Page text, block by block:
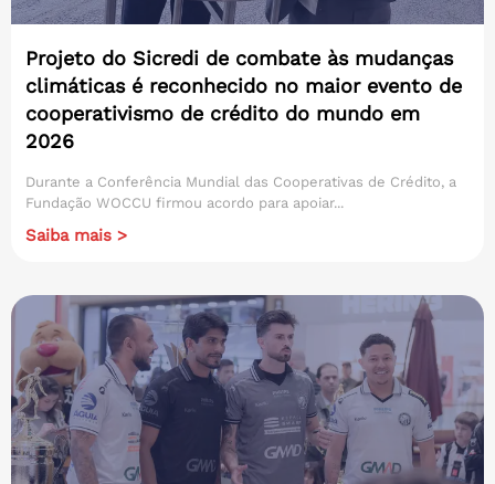
Projeto do Sicredi de combate às mudanças
climáticas é reconhecido no maior evento de
cooperativismo de crédito do mundo em
2026
Durante a Conferência Mundial das Cooperativas de Crédito, a
Fundação WOCCU firmou acordo para apoiar...
Saiba mais >